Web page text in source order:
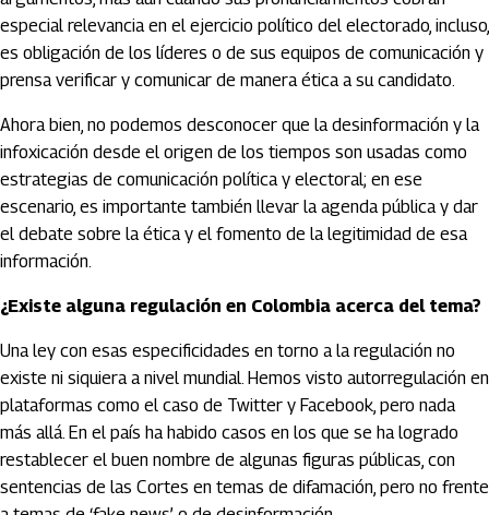
especial relevancia en el ejercicio político del electorado, incluso,
es obligación de los líderes o de sus equipos de comunicación y
prensa verificar y comunicar de manera ética a su candidato.
Ahora bien, no podemos desconocer que la desinformación y la
infoxicación desde el origen de los tiempos son usadas como
estrategias de comunicación política y electoral; en ese
escenario, es importante también llevar la agenda pública y dar
el debate sobre la ética y el fomento de la legitimidad de esa
información.
¿Existe alguna regulación en Colombia acerca del tema?
Una ley con esas especificidades en torno a la regulación no
existe ni siquiera a nivel mundial. Hemos visto autorregulación en
plataformas como el caso de Twitter y Facebook, pero nada
más allá. En el país ha habido casos en los que se ha logrado
restablecer el buen nombre de algunas figuras públicas, con
sentencias de las Cortes en temas de difamación, pero no frente